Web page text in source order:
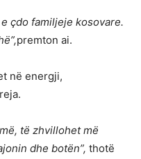
çdo familjeje kosovare.
premton ai.
në energji,
të zhvillohet më
dhe botën”, thotë